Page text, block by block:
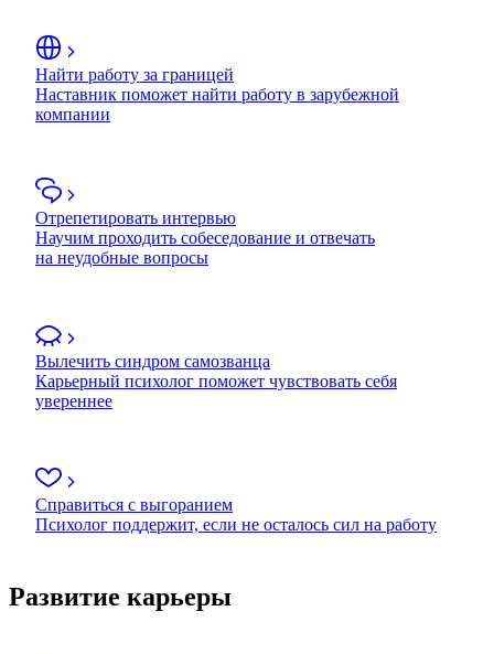
Найти работу за границей
Наставник поможет найти работу в зарубежной
компании
Отрепетировать интервью
Научим проходить собеседование и отвечать
на неудобные вопросы
Вылечить синдром самозванца
Карьерный психолог поможет чувствовать себя
увереннее
Справиться с выгоранием
Психолог поддержит, если не осталось сил на работу
Развитие карьеры